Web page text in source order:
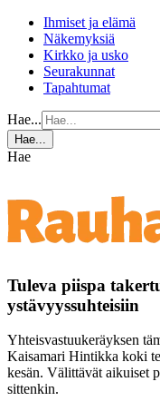
Ihmiset ja elämä
Näkemyksiä
Kirkko ja usko
Seurakunnat
Tapahtumat
Hae...
Hae...
Hae
Tuleva piispa
ystävyyssuhteisiin
Yhteisvastuukeräyksen
Kaisamari Hintikka koki
kesän. Välittävät aikuiset
sittenkin.